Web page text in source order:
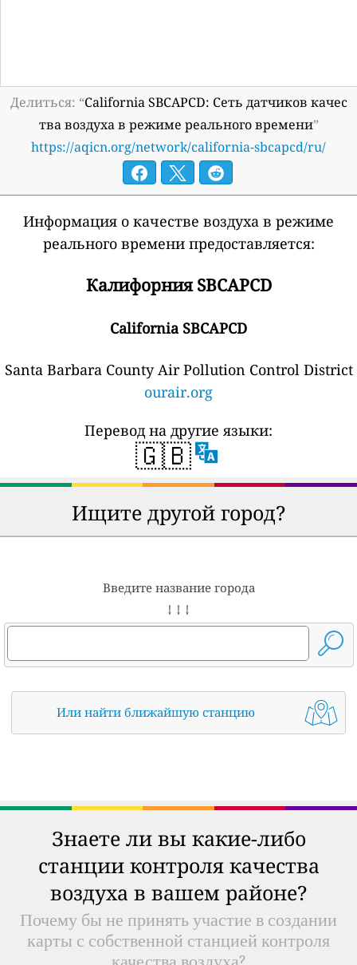
Делиться: “California SBCAPCD: Сеть датчиков качес
тва воздуха в режиме реального времени”
https://aqicn.org/network/california-sbcapcd/ru/
Информация о качестве воздуха в режиме
реального времени предоставляется:
Калифорния SBCAPCD
California SBCAPCD
Santa Barbara County Air Pollution Control District
ourair.org
Перевод на другие языки:
🇬🇧
Ищите другой город?
Введите название города
↓ ↓ ↓
Или найти ближайшую станцию
Знаете ли вы какие-либо
станции контроля качества
воздуха в вашем районе?
Почему бы не принять участие в создании
карты с собственной станцией контроля